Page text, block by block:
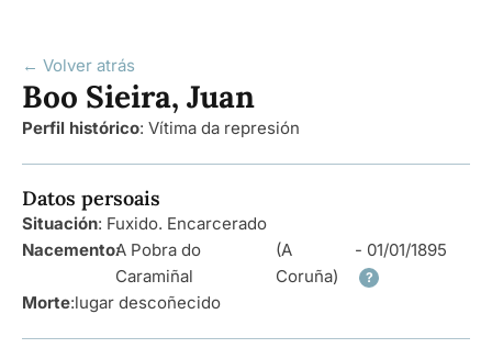
← Volver atrás
Boo Sieira, Juan
Perfil histórico: Vítima da represión
Datos persoais
Situación: Fuxido. Encarcerado
Nacemento:
A Pobra do
Caramiñal
(A
Coruña)
- 01/01/1895
?
Morte:lugar descoñecido